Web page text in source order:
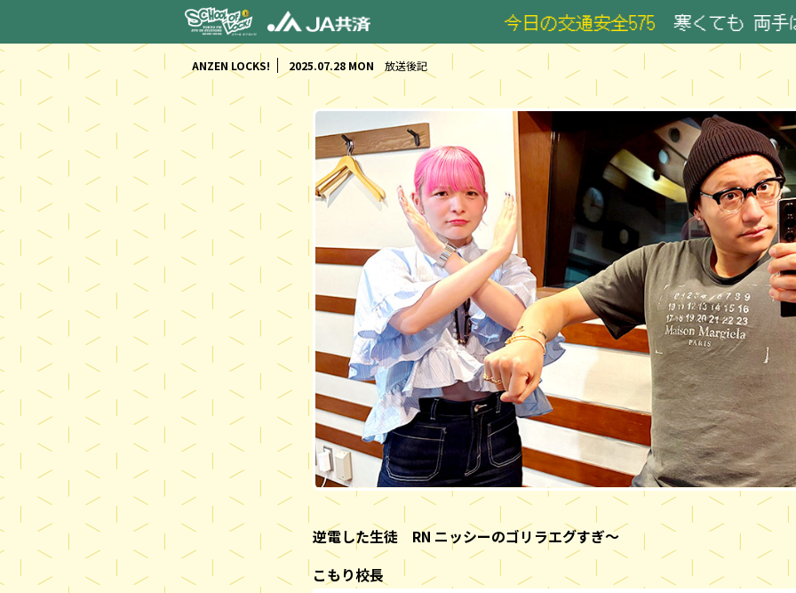
今日の交通安全575 寒くても 両手は出し
ANZEN LOCKS! 2025.07.28 MON 放送後記
逆電した生徒 RN ニッシーのゴリラエグすぎ～
こもり校長